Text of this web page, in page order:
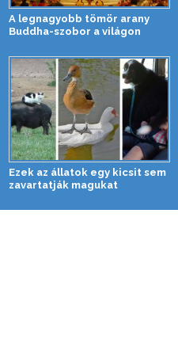
A legnagyobb tömör arany
Buddha-szobor a világon
Ezek az állatok egy kicsit sem
zavartatják magukat